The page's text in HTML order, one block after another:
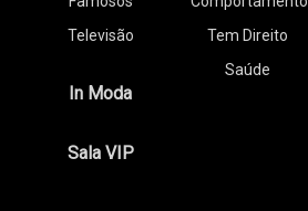
Televisão
In Moda
Sala VIP
Tem Direito
Saúde